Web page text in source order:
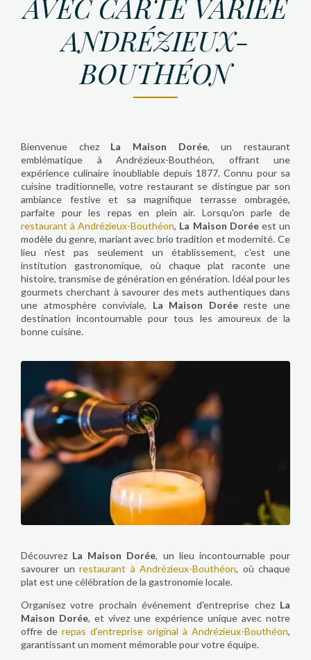
AVEC CARTE VARIÉE
ANDRÉZIEUX-
BOUTHÉON
Bienvenue chez La Maison Dorée, un restaurant
emblématique à Andrézieux-Bouthéon, offrant une
expérience culinaire inoubliable depuis 1877. Connu pour sa
cuisine traditionnelle, votre restaurant se distingue par son
ambiance festive et sa magnifique terrasse ombragée,
parfaite pour les repas en plein air. Lorsqu'on parle de
restaurant à Andrézieux-Bouthéon, La Maison Doréeest un
modèle du genre, mariant avec brio tradition et modernité. Ce
lieu n'est pas seulement un établissement, c'est une
institution gastronomique, où chaque plat raconte une
histoire, transmise de génération en génération. Idéal pour les
gourmets cherchant à savourer des mets authentiques dans
une atmosphère conviviale, La Maison Doréereste une
destination incontournable pour tous les amoureux de la
bonne cuisine.
Découvrez La Maison Dorée, un lieu incontournable pour
savourer un restaurant à Andrézieux-Bouthéon, où chaque
plat est une célébration de la gastronomie locale.
Organisez votre prochain événement d'entreprise chez La
Maison Dorée, et vivez une expérience unique avec notre
offre de repas d’entreprise original à Andrézieux-Bouthéon,
garantissant un moment mémorable pour votre équipe.